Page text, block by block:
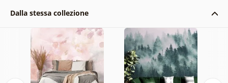
Dalla stessa collezione